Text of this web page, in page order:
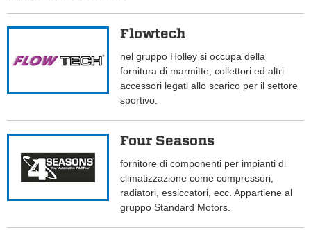
Flowtech
nel gruppo Holley si occupa della
fornitura di marmitte, collettori ed altri
accessori legati allo scarico per il settore
sportivo.
Four Seasons
fornitore di componenti per impianti di
climatizzazione come compressori,
radiatori, essiccatori, ecc. Appartiene al
gruppo Standard Motors.